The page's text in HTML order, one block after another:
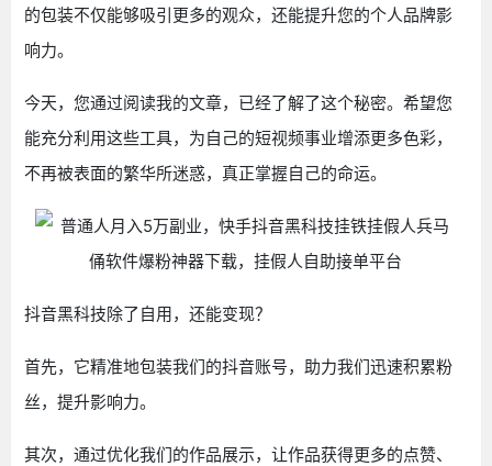
的包装不仅能够吸引更多的观众，还能提升您的个人品牌影
响力。
今天，您通过阅读我的文章，已经了解了这个秘密。希望您
能充分利用这些工具，为自己的短视频事业增添更多色彩，
不再被表面的繁华所迷惑，真正掌握自己的命运。
抖音黑科技除了自用，还能变现？
首先，它精准地包装我们的抖音账号，助力我们迅速积累粉
丝，提升影响力。
其次，通过优化我们的作品展示，让作品获得更多的点赞、